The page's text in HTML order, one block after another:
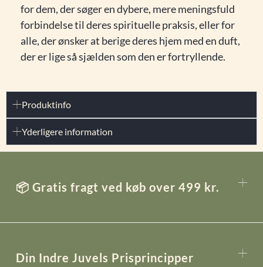
for dem, der søger en dybere, mere meningsfuld
forbindelse til deres spirituelle praksis, eller for
alle, der ønsker at berige deres hjem med en duft,
der er lige så sjælden som den er fortryllende.
Produktinfo
Yderligere information
📦 Gratis fragt ved køb over 499 kr.
Din Indre Juvels Prisprincipper